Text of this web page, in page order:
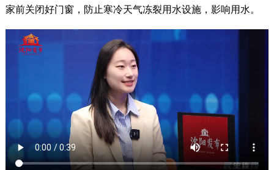
家前关闭好门窗，防止寒冷天气冻裂用水设施，影响用水。